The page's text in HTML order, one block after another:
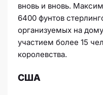
вновь и вновь.
6400 фунтов
организуемых на
участием более 15
королевства.
США